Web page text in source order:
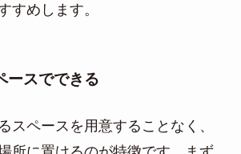
すめします。
ースでできる
スペースを用意することなく、